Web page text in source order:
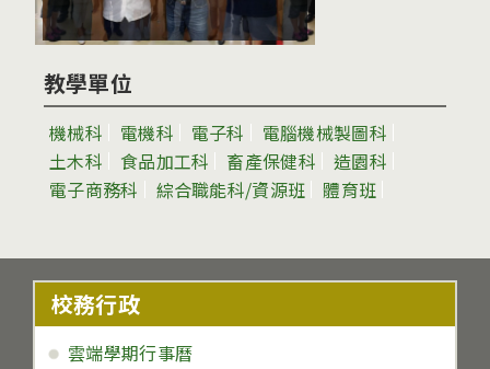
教學單位
機械科 電機科 電子科
電腦機械製圖科
土木科
食品加工科 畜產保健科
造園科
電子商務科
綜合職能科/資源班 體育班
校務行政
雲端學期行事曆